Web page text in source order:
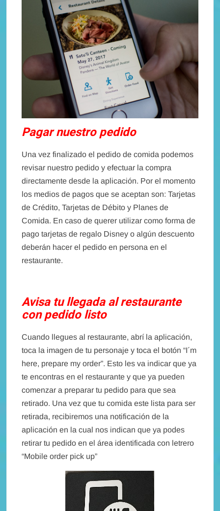
Pagar nuestro pedido
Una vez finalizado el pedido de comida podemos
revisar nuestro pedido y efectuar la compra
directamente desde la aplicación. Por el momento
los medios de pagos que se aceptan son: Tarjetas
de Crédito, Tarjetas de Débito y Planes de
Comida. En caso de querer utilizar como forma de
pago tarjetas de regalo Disney o algún descuento
deberán hacer el pedido en persona en el
restaurante.
Avisa tu llegada al restaurante
con pedido listo
Cuando llegues al restaurante, abrí la aplicación,
toca la imagen de tu personaje y toca el botón “I´m
here, prepare my order”. Esto les va indicar que ya
te encontras en el restaurante y que ya pueden
comenzar a preparar tu pedido para que sea
retirado. Una vez que tu comida este lista para ser
retirada, recibiremos una notificación de la
aplicación en la cual nos indican que ya podes
retirar tu pedido en el área identificada con letrero
“Mobile order pick up”